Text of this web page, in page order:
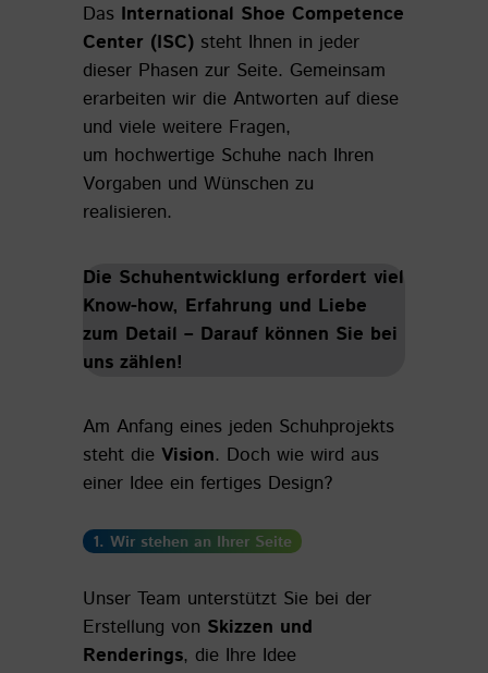
Das International Shoe Competence
Center (ISC)steht Ihnen in jeder
dieser Phasen zur Seite. Gemeinsam
erarbeiten wir die Antworten auf diese
und viele weitere Fragen,
um hochwertige Schuhe nach Ihren
Vorgaben und Wünschen zu
realisieren.
Die Schuhentwicklung erfordert viel
Know-how, Erfahrung und Liebe
zum Detail – Darauf können Sie bei
uns zählen!
Am Anfang eines jeden Schuhprojekts
steht die Vision. Doch wie wird aus
einer Idee ein fertiges Design?
1. Wir stehen an Ihrer Seite
Unser Team unterstützt Sie bei der
Erstellung von Skizzen und
Renderings, die Ihre Idee